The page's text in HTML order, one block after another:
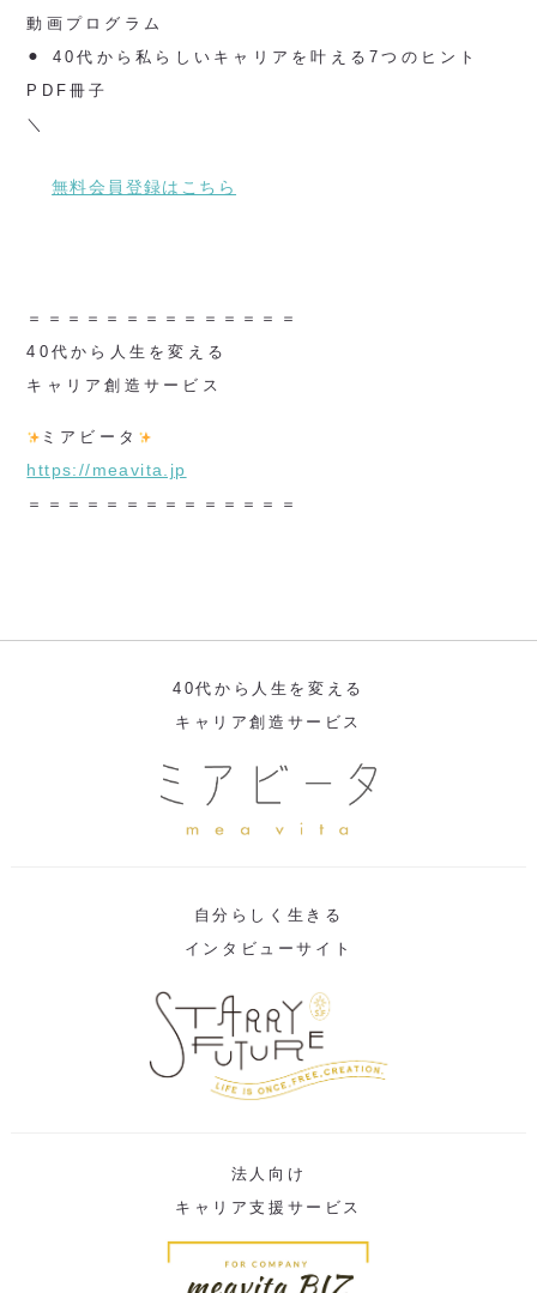
動画プログラム
⚫︎ 40代から私らしいキャリアを叶える7つのヒント
PDF冊子
＼
無料会員登録はこちら
＝＝＝＝＝＝＝＝＝＝＝＝＝＝
40代から人生を変える
キャリア創造サービス
ミアビータ
https://meavita.jp
＝＝＝＝＝＝＝＝＝＝＝＝＝＝
40代から人生を変える
キャリア創造サービス
自分らしく生きる
インタビューサイト
法人向け
キャリア支援サービス